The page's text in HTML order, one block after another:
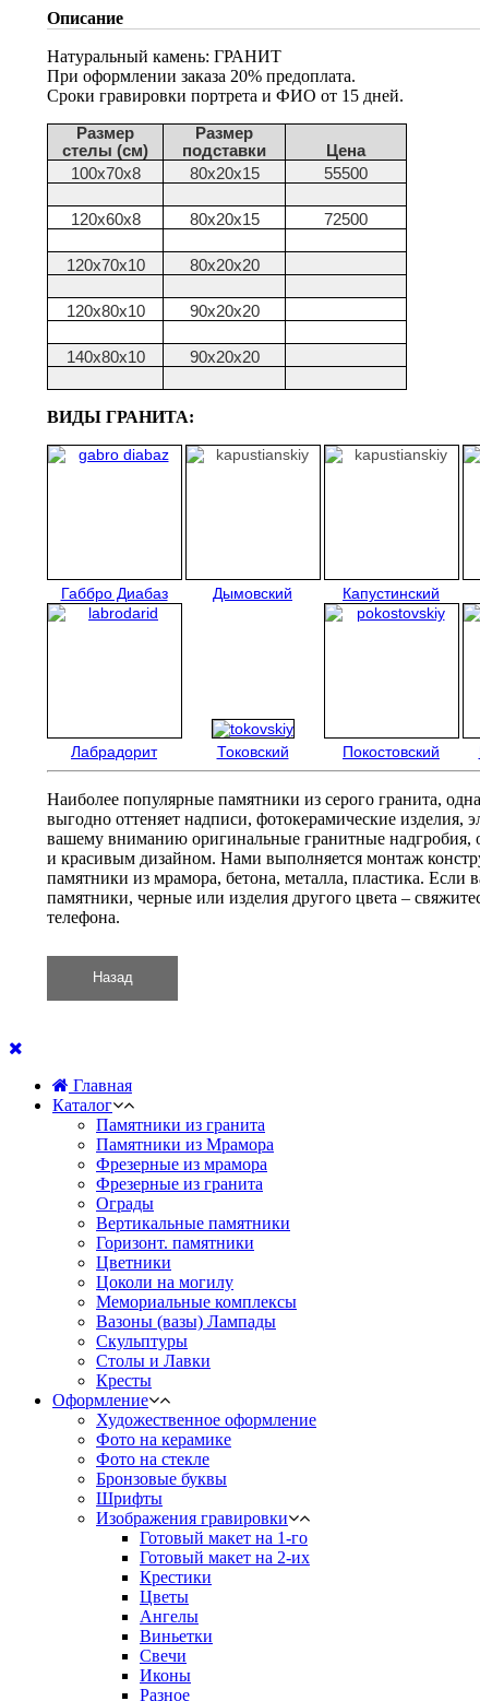
Описание
Натуральный камень: ГРАНИТ
При оформлении заказа 20% предоплата.
Сроки гравировки портрета и ФИО от 15 дней.
Размер
стелы (см)
Размер
подставки
Цена
100х70х8
80х20х15 55500
120х60х8 80х20х15 72500
120х70х10 80х20х20
120х80х10 90х20х20
140х80х10 90х20х20
ВИДЫ ГРАНИТА:
Габбро Диабаз Дымовский Капустинский
Лабрадорит Токовский Покостовский
Наиболее популярные памятники из серого гранита,
выгодно оттеняет надписи, фотокерамические изделия,
вашему вниманию оригинальные гранитные надгробия,
и красивым дизайном. Нами выполняется монтаж
памятники из мрамора, бетона, металла, пластика. Если
памятники, черные или изделия другого цвета –
телефона.
Главная
Каталог
Памятники из гранита
Памятники из Мрамора
Фрезерные из мрамора
Фрезерные из гранита
Ограды
Вертикальные памятники
Горизонт. памятники
Цветники
Цоколи на могилу
Мемориальные комплексы
Вазоны (вазы) Лампады
Скульптуры
Столы и Лавки
Кресты
Оформление
Художественное оформление
Фото на керамике
Фото на стекле
Бронзовые буквы
Шрифты
Изображения гравировки
Готовый макет на 1-го
Готовый макет на 2-их
Крестики
Цветы
Ангелы
Виньетки
Свечи
Иконы
Разное